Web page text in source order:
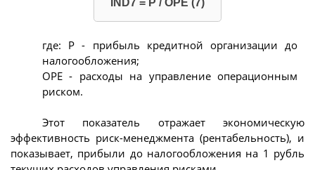
IND7 = P / OPE (7)
где: P - прибыль кредитной организации до
налогообложения;
OPE - расходы на управление операционным
риском.
Этот показатель отражает экономическую
эффективность риск-менеджмента (рентабельность), и
показывает, прибыли до налогообложения на 1 рубль